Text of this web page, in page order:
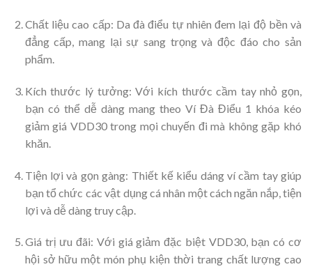
Chất liệu cao cấp: Da đà điểu tự nhiên đem lại độ bền và
đẳng cấp, mang lại sự sang trọng và độc đáo cho sản
phẩm.
Kích thước lý tưởng: Với kích thước cầm tay nhỏ gọn,
bạn có thể dễ dàng mang theo Ví Đà Điểu 1 khóa kéo
giảm giá VDD30 trong mọi chuyến đi mà không gặp khó
khăn.
Tiện lợi và gọn gàng: Thiết kế kiểu dáng ví cầm tay giúp
bạn tổ chức các vật dụng cá nhân một cách ngăn nắp, tiện
lợi và dễ dàng truy cập.
Giá trị ưu đãi: Với giá giảm đặc biệt VDD30, bạn có cơ
hội sở hữu một món phụ kiện thời trang chất lượng cao